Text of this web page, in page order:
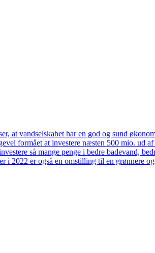
at vandselskabet har en god og sund
formået at investere næsten 500 mio. ud
så mange penge i bedre badevand,
i 2022 er også en omstilling til en grønnere